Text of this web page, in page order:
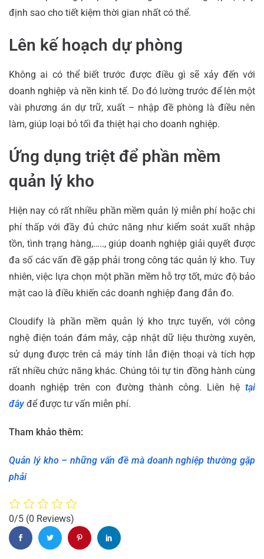
định sao cho tiết kiệm thời gian nhất có thể.
Lên kế hoạch dự phòng
Không ai có thể biết trước được điều gì sẽ xảy đến với
doanh nghiệp và nền kinh tế. Do đó lường trước để lên một
vài phương án dự trữ, xuất – nhập đề phòng là điều nên
làm, giúp loại bỏ tối đa thiệt hại cho doanh nghiệp.
Ứng dụng triệt để phần mềm
quản lý kho
Hiện nay có rất nhiều phần mềm quản lý miễn phí hoặc chi
phí thấp với đầy đủ chức năng như kiểm soát xuất nhập
tồn, tình trạng hàng,….., giúp doanh nghiệp giải quyết được
đa số các vấn đề gặp phải trong công tác quản lý kho. Tuy
nhiên, việc lựa chọn một phần mềm hỗ trợ tốt, mức độ bảo
mật cao là điều khiến các doanh nghiệp đang đắn đo.
Cloudify là phần mềm quản lý kho trực tuyến, với công
nghệ điện toán đám mây, cập nhật dữ liệu thường xuyên,
sử dụng được trên cả máy tính lẫn điện thoại và tích hợp
rất nhiều chức năng khác. Chúng tôi tự tin đồng hành cùng
doanh nghiệp trên con đường thành công. Liên hệ tại
đây để được tư vấn miễn phí.
Tham khảo thêm:
Quản lý kho – những vấn đề mà doanh nghiệp thường gặp
phải
0/5 (0 Reviews)